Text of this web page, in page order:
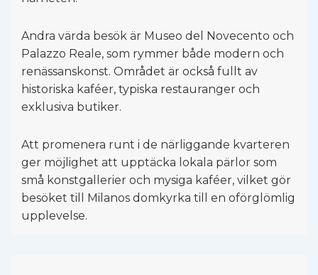
Andra värda besök är Museo del Novecento och
Palazzo Reale, som rymmer både modern och
renässanskonst. Området är också fullt av
historiska kaféer, typiska restauranger och
exklusiva butiker.
Att promenera runt i de närliggande kvarteren
ger möjlighet att upptäcka lokala pärlor som
små konstgallerier och mysiga kaféer, vilket gör
besöket till Milanos domkyrka till en oförglömlig
upplevelse.